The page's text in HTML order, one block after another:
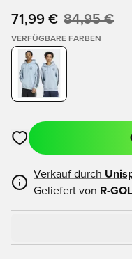
71,99 € 84,95 €
VERFÜGBARE FARBEN
Öffnet ein neues
Verkauf durch
Geliefert von R-GOL